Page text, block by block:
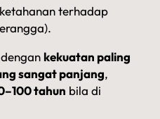
terhadap
kekuatan paling
sangat panjang,
tahun bila di